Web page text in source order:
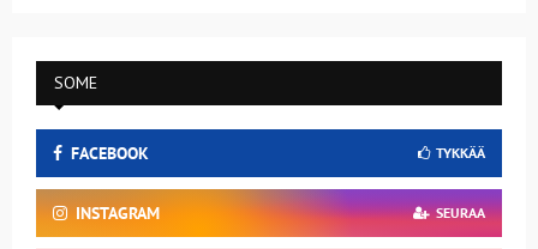
SOME
FACEBOOK TYKKÄÄ
INSTAGRAM SEURAA